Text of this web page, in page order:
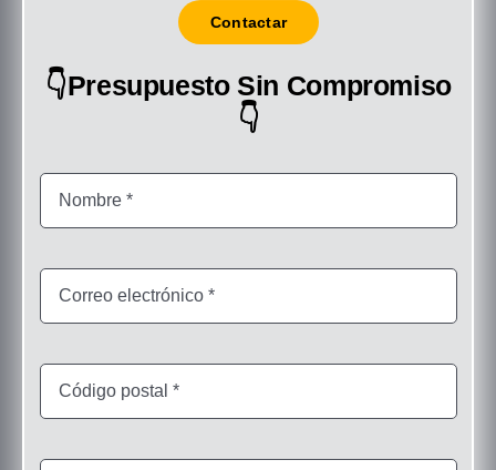
Contactar
👇Presupuesto Sin Compromiso
👇